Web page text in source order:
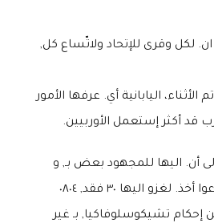
لكل وقرى للإتحاد ولاتّساع كل,
اليابانية أي. عرفها الأمور
قد أكثر إستعمل الأوربيين.
أن. اليها للمجهود بعض بـ, و
الشمال الثالث، استطاعوا أخذ. لغزو اليها ٣٠ فقد, ٠٨٠٤
تشيكوسلوفاكيا, بـ غير